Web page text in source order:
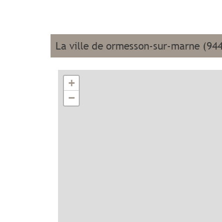
la ville de ormesson-sur-marne
+
−